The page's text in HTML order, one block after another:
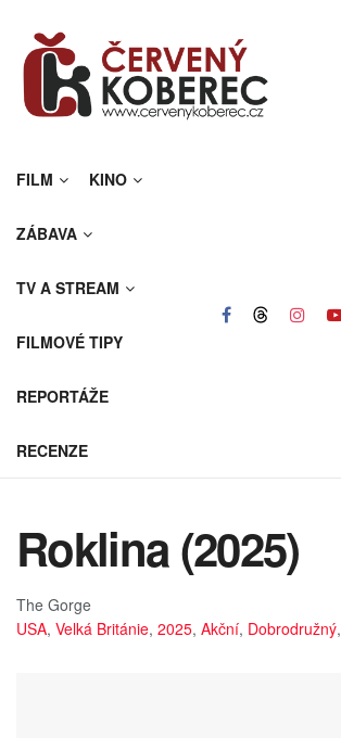
FILM KINO
ZÁBAVA
TV A STREAM
FILMOVÉ TIPY
REPORTÁŽE
RECENZE
Roklina (2025)
The Gorge
USA, Velká Británie, 2025, Akční, Dobrodružný,